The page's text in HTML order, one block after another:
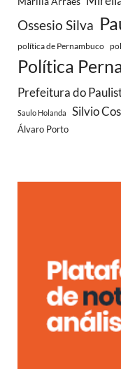
Ossesio Silva
política de Pernambuco
Política
Prefeitura do
Saulo Holanda Silvio
Álvaro Porto